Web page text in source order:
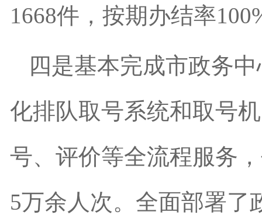
1668件，按期办结率
四是基本完成市政务
化排队取号系统和取号
号、评价等全流程服务
5万余人次。全面部署了